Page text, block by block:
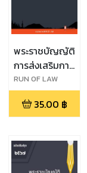
พระราชบัญญัติ
การส่งเสริมการ
อนุรักษ์พลังงาน
พ.ศ. ๒๕๓๕
RUN OF LAW
35.00 ฿